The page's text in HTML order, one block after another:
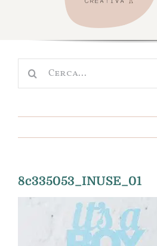
Navigation
Nascita
per:
8c335053_INUSE_01